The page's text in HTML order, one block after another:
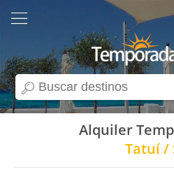
search
Alquiler
Tatuí /